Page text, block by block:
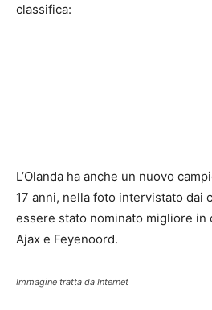
classifica:
L’Olanda ha anche un nuovo
17 anni, nella foto intervistato dai
essere stato nominato migliore in
Ajax e Feyenoord.
Immagine tratta da Internet